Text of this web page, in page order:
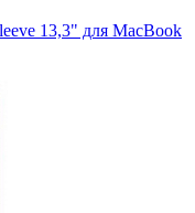
13,3" для MacBook